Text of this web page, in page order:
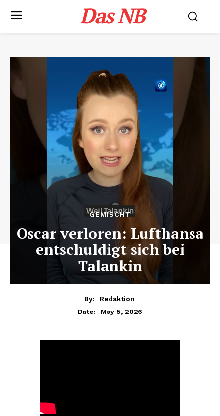
Das NB
GEMISCHT
Oscar verloren: Lufthansa
entschuldigt sich bei
Talankin
By:
Redaktion
Date:
May 5, 2026